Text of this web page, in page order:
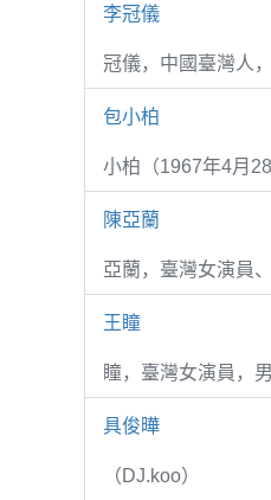
李冠儀
冠儀，中國臺灣人
包小柏
小柏（1967年4月28
陳亞蘭
亞蘭，臺灣女演員
王瞳
瞳，臺灣女演員，
具俊曄
（DJ.koo）